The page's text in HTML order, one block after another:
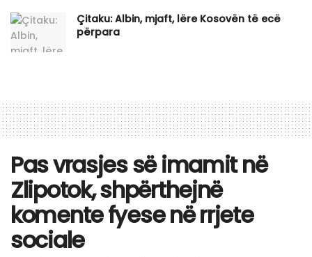
Çitaku: Albin, mjaft, lëre Kosovën të ecë
përpara
Pas vrasjes së imamit në
Zlipotok, shpërthejnë
komente fyese në rrjete
sociale